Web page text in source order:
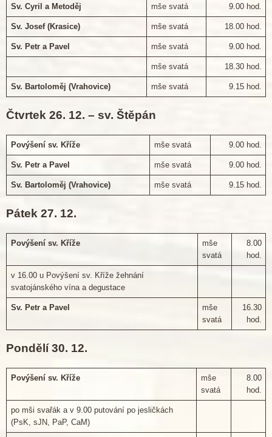
Sv. Cyril a Metoděj mše svatá 9.00 hod.
Sv. Josef (Krasice) mše svatá 18.00 hod.
Sv. Petr a Pavel mše svatá 9.00 hod.
mše svatá 18.30 hod.
Sv. Bartoloměj (Vrahovice) mše svatá 9.15 hod.
Čtvrtek 26. 12. – sv. Štěpán
Povýšení sv. Kříže mše svatá 9.00 hod.
Sv. Petr a Pavel mše svatá 9.00 hod.
Sv. Bartoloměj (Vrahovice) mše svatá 9.15 hod.
Pátek 27. 12.
Povýšení sv. Kříže
mše
svatá
8.00
hod.
v 16.00 u Povýšení sv. Kříže žehnání
svatojánského vína a degustace
Sv. Petr a Pavel
mše
svatá
16.30
hod.
Pondělí 30. 12.
Povýšení sv. Kříže
mše
svatá
8.00
hod.
po mši svařák a v 9.00 putování po jesličkách
(PsK, sJN, PaP, CaM)